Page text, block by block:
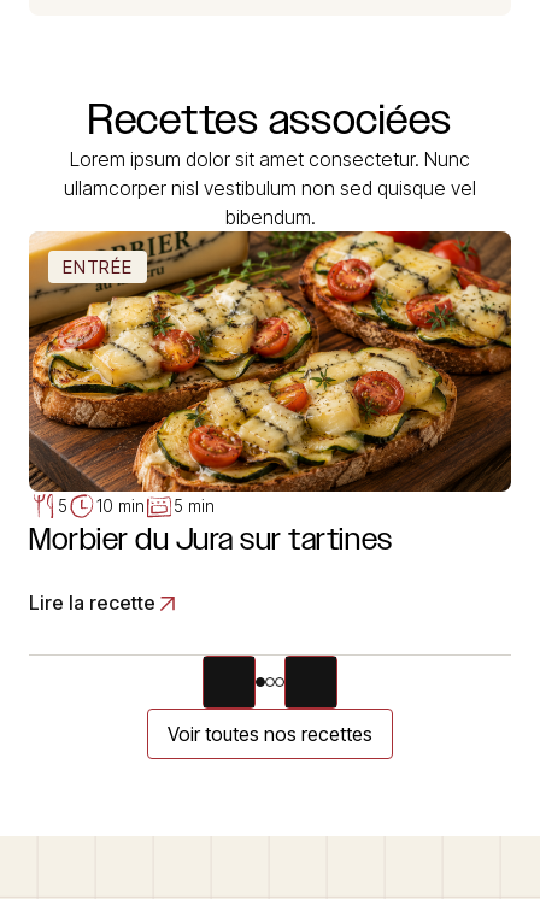
Recettes associées
Lorem ipsum dolor sit amet consectetur. Nunc
ullamcorper nisl vestibulum non sed quisque vel
bibendum.
ENTRÉE
5 10 min 5 min
Morbier du Jura sur tartines
Lire la recette
Voir toutes nos recettes